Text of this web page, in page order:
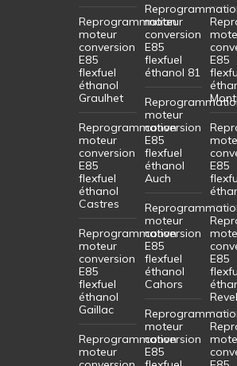
Reprogrammation
moteur
conversion
E85
flexfuel
éthanol
Graulhet
Reprogrammation
moteur
conversion
E85
flexfuel
éthanol
Castres
Reprogrammation
moteur
conversion
E85
flexfuel
éthanol
Gaillac
Reprogrammation
moteur
moteur
conversion
E85
flexfuel
éthanol 81
moteur
conversion
E85
flexfuel
éthanol
Auch
moteur
conversion
E85
flexfuel
éthanol
Cahors
moteur
conversion
E85
E85
E85
E85
Revel